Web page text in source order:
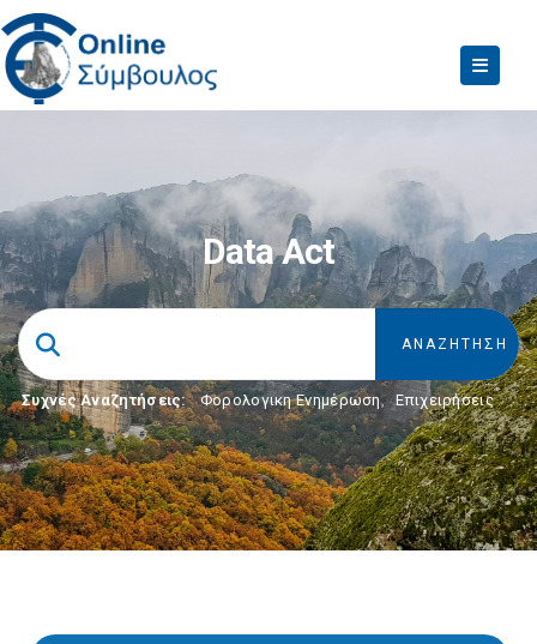
Data Act
Συχνές Αναζητήσεις: Φορολογικη Ενημέρωση, Επιχειρήσεις